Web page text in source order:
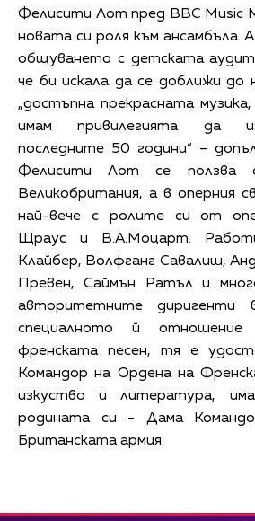
Фелисити Лот пред BBC Music
новата си роля към ансамбъла.
общуването с детската
че би искала да се доближи до
„достъпна прекрасната
имам привилегията да
последните 50 години“ –
Фелисити Лот се ползва
Великобритания, а в оперния
най-вече с ролите си от
Щраус и В.А.Моцарт.
Клайбер, Волфганг Савалиш,
Превен, Саймън Ратъл и
авторитетните диригенти
специалното й
френската песен, тя е
Командор на Ордена на
изкуство и литература,
родината си - Дама
Британската армия.